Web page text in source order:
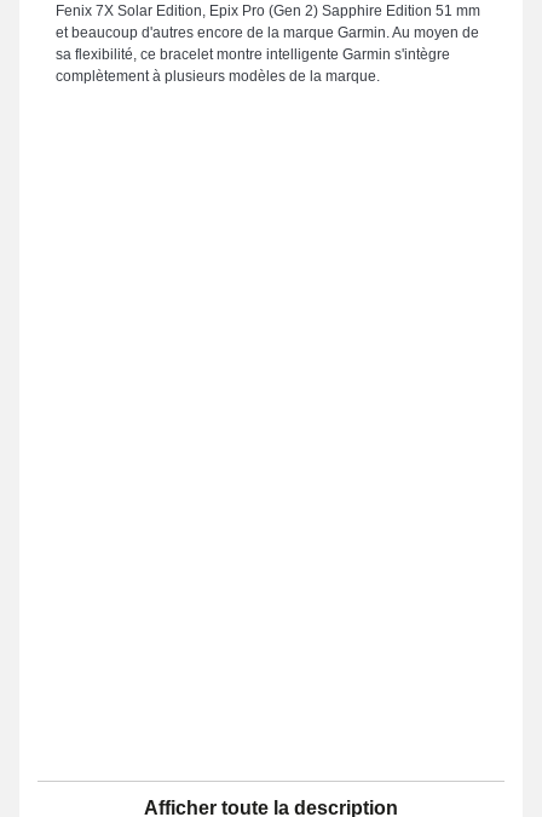
Fenix 7X Solar Edition, Epix Pro (Gen 2) Sapphire Edition 51 mm
et beaucoup d'autres encore de la marque Garmin. Au moyen de
sa flexibilité, ce bracelet montre intelligente Garmin s'intègre
complètement à plusieurs modèles de la marque.
Afficher toute la description